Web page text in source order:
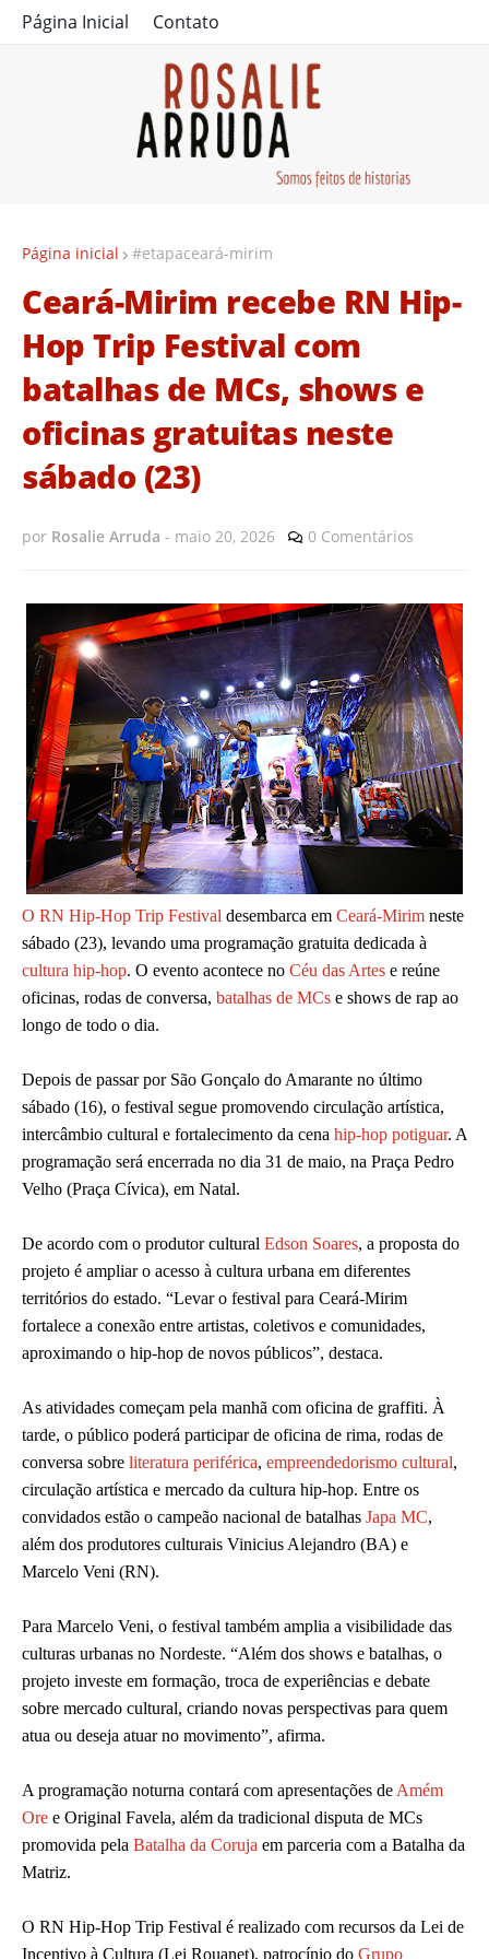
Página Inicial Contato
Página inicial #etapaceará-mirim
Ceará-Mirim recebe RN Hip-
Hop Trip Festival com
batalhas de MCs, shows e
oficinas gratuitas neste
sábado (23)
por Rosalie Arruda - maio 20, 2026 0 Comentários
O RN Hip-Hop Trip Festival desembarca em Ceará-Mirim neste
sábado (23), levando uma programação gratuita dedicada à
cultura hip-hop. O evento acontece no Céu das Artes e reúne
oficinas, rodas de conversa, batalhas de MCs e shows de rap ao
longo de todo o dia.
Depois de passar por São Gonçalo do Amarante no último
sábado (16), o festival segue promovendo circulação artística,
intercâmbio cultural e fortalecimento da cena hip-hop potiguar. A
programação será encerrada no dia 31 de maio, na Praça Pedro
Velho (Praça Cívica), em Natal.
De acordo com o produtor cultural Edson Soares, a proposta do
projeto é ampliar o acesso à cultura urbana em diferentes
territórios do estado. “Levar o festival para Ceará-Mirim
fortalece a conexão entre artistas, coletivos e comunidades,
aproximando o hip-hop de novos públicos”, destaca.
As atividades começam pela manhã com oficina de graffiti. À
tarde, o público poderá participar de oficina de rima, rodas de
conversa sobre literatura periférica, empreendedorismo cultural,
circulação artística e mercado da cultura hip-hop. Entre os
convidados estão o campeão nacional de batalhas Japa MC,
além dos produtores culturais Vinicius Alejandro (BA) e
Marcelo Veni (RN).
Para Marcelo Veni, o festival também amplia a visibilidade das
culturas urbanas no Nordeste. “Além dos shows e batalhas, o
projeto investe em formação, troca de experiências e debate
sobre mercado cultural, criando novas perspectivas para quem
atua ou deseja atuar no movimento”, afirma.
A programação noturna contará com apresentações de Amém
Ore e Original Favela, além da tradicional disputa de MCs
promovida pela Batalha da Coruja em parceria com a Batalha da
Matriz.
O RN Hip-Hop Trip Festival é realizado com recursos da Lei de
Incentivo à Cultura (Lei Rouanet), patrocínio do Grupo